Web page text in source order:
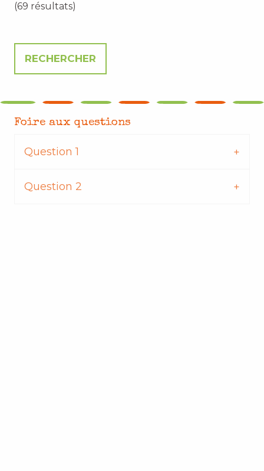
(69 résultats)
Foire aux questions
Question 1
Question 2